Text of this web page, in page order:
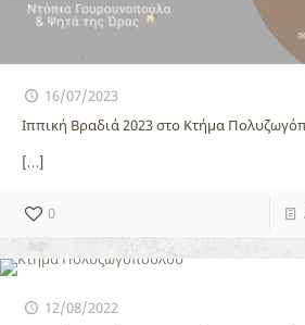
16/07/2023
Ιππική Βραδιά 2023 στο Κτήμα
[…]
0
12/08/2022